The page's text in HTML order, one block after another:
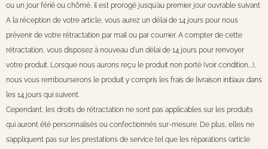
ou un jour férié ou chômé, il est prorogé jusqu’au premier jour ouvrable suivant
A la réception de votre article, vous aurez un délai de 14 jours pour nous
prévenir de votre rétractation par mail ou par courrier. A compter de cette
rétractation, vous disposez à nouveau d’un délai de 14 jours pour renvoyer
votre produit. Lorsque nous aurons reçu le produit non porté (voir condition….),
nous vous rembourserons le produit y compris les frais de livraison initiaux dans
les 14 jours qui suivent.
Cependant, les droits de rétractation ne sont pas applicables sur les produits
qui auront été personnalisés ou confectionnés sur-mesure. De plus, elles ne
s’appliquent pas sur les prestations de service tel que les réparations (article